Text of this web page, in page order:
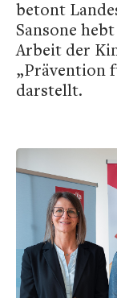
betont
Sansone
Arbeit der
„Prävention
darstellt.